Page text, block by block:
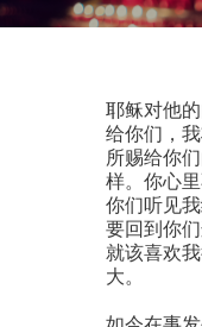
耶稣对他
给你们，
所赐给你
样。你心
你们听见
要回到你
就该喜欢
大。